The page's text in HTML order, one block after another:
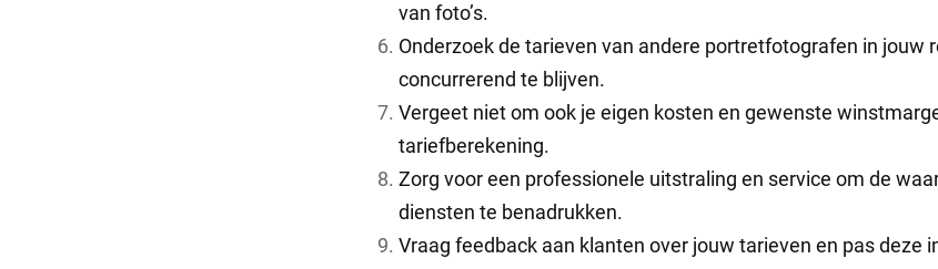
van foto’s.
Onderzoek de tarieven van andere portretfotografen in jouw
concurrerend te blijven.
Vergeet niet om ook je eigen kosten en gewenste
tariefberekening.
Zorg voor een professionele uitstraling en service om de
diensten te benadrukken.
Vraag feedback aan klanten over jouw tarieven en pas deze